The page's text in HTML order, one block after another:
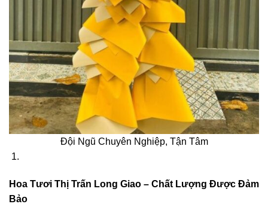
Đội Ngũ Chuyên Nghiệp, Tận Tâm
Hoa Tươi Thị Trấn Long Giao – Chất Lượng Được Đảm
Bảo